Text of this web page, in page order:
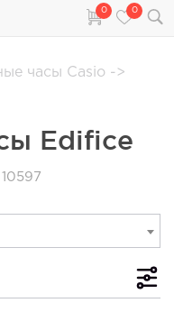
0 0
часы Casio ->
Edifice